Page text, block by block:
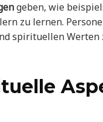
geben, wie
zu lernen.
spirituellen Werten